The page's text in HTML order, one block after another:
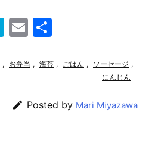
H
e
a
E
ai
, お弁当 , 海苔 , ごはん , ソーセージ ,
にんじん
 Posted by Mari Miyazawa